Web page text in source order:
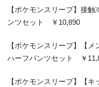
【ポケモンスリープ】接
ンツセット ￥10,890
【ポケモンスリープ】【
ハーフパンツセット ￥
【ポケモンスリープ】【